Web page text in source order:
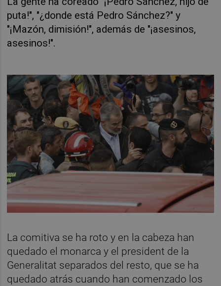
puta!", "¿donde está Pedro Sánchez?" y
"¡Mazón, dimisión!", además de "¡asesinos,
asesinos!".
La comitiva se ha roto y en la cabeza han
quedado el monarca y el president de la
Generalitat separados del resto, que se ha
quedado atrás cuando han comenzado los